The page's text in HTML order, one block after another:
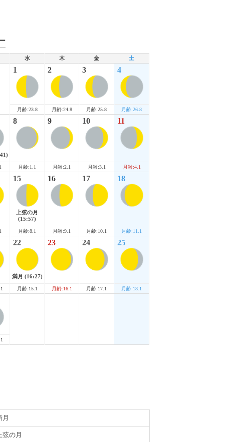
水 木 金 土
1
月齢:23.8
2
月齢:24.8
3
月齢:25.8
4
月齢:26.8
8
月齢:1.1
9
月齢:2.1
10
月齢:3.1
11
月齢:4.1
15
上弦の月
(15:57)
月齢:8.1
16
月齢:9.1
17
月齢:10.1
18
月齢:11.1
22
満月 (16:27)
月齢:15.1
23
月齢:16.1
24
月齢:17.1
25
月齢:18.1
月
弦の月